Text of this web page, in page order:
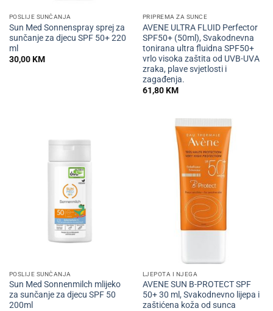
POSLIJE SUNČANJA
Sun Med Sonnenspray sprej za
sunčanje za djecu SPF 50+ 220
ml
30,00KM
PRIPREMA ZA SUNCE
AVENE ULTRA FLUID Perfector
SPF50+ (50ml), Svakodnevna
tonirana ultra fluidna SPF50+
vrlo visoka zaštita od UVB-UVA
zraka, plave svjetlosti i
zagađenja.
61,80KM
POSLIJE SUNČANJA
Sun Med Sonnenmilch mlijeko
za sunčanje za djecu SPF 50
200ml
LJEPOTA I NJEGA
AVENE SUN B-PROTECT SPF
50+ 30 ml, Svakodnevno lijepa i
zaštićena koža od sunca